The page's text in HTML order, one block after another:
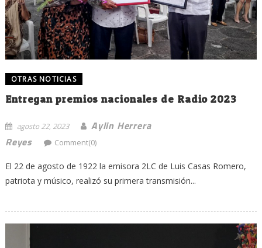
OTRAS NOTICIAS
Entregan premios nacionales de Radio 2023
agosto 22, 2023
Aylin Herrera
Reyes
Comment(0)
El 22 de agosto de 1922 la emisora 2LC de Luis Casas Romero,
patriota y músico, realizó su primera transmisión...